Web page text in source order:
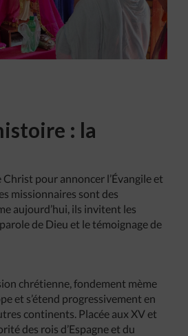
: la
pour annoncer l’Évangile et
missionnaires sont des
aujourd’hui, ils invitent les
de Dieu et le témoignage de
chrétienne, fondement mème
et s’étend progressivement en
continents. Placée aux XV et
des rois d’Espagne et du